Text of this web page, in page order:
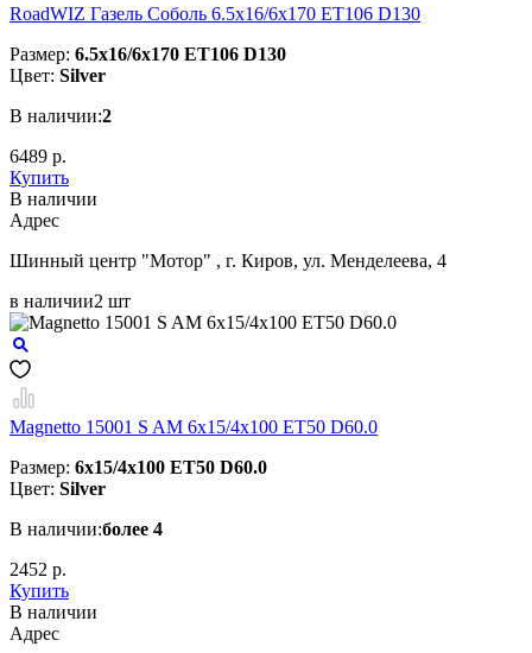
RoadWIZ Газель Соболь 6.5x16/6x170 ET106 D130
Размер: 6.5x16/6x170 ET106 D130
Цвет: Silver
В наличии:2
6489 р.
Купить
В наличии
Aдрес
Шинный центр "Мотор" , г. Киров, ул. Менделеева, 4
в наличии2 шт
Magnetto 15001 S AM 6x15/4x100 ET50 D60.0
Размер: 6x15/4x100 ET50 D60.0
Цвет: Silver
В наличии:более 4
2452 р.
Купить
В наличии
Aдрес